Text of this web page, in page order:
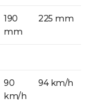
190
mm
225 mm
90
km/h
94 km/h